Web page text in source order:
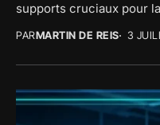
supports cruciaux pour
PARMARTIN DE REIS 3